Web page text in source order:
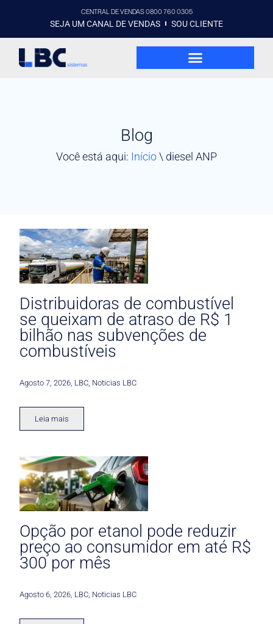
CENTRAL DE VENDAS 0800 760 0305
SEJA UM CANAL DE VENDAS SOU CLIENTE
Blog
Você está aqui: Início\ diesel ANP
Distribuidoras de combustível
se queixam de atraso de R$ 1
bilhão nas subvenções de
combustíveis
Agosto 7, 2026 LBC Noticias LBC
Leia mais
Opção por etanol pode reduzir
preço ao consumidor em até R$
300 por mês
Agosto 6, 2026 LBC Noticias LBC